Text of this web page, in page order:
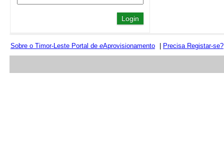
Sobre o Timor-Leste Portal de eAprovisionamento Precisa Registar-se?